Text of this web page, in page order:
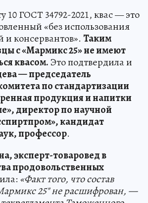
10 ГОСТ 34792-2021, квас — это
«без использования
и консервантов». Таким
с «Мармикс 25» не имеют
квасом. Это подтвердила и
— председатель
по стандартизации
продукция и напитки
директор по научной
кандидат
профессор.
эксперт-товаровед в
продовольственных
«Факт того, что состав
25" не расшифрован, —